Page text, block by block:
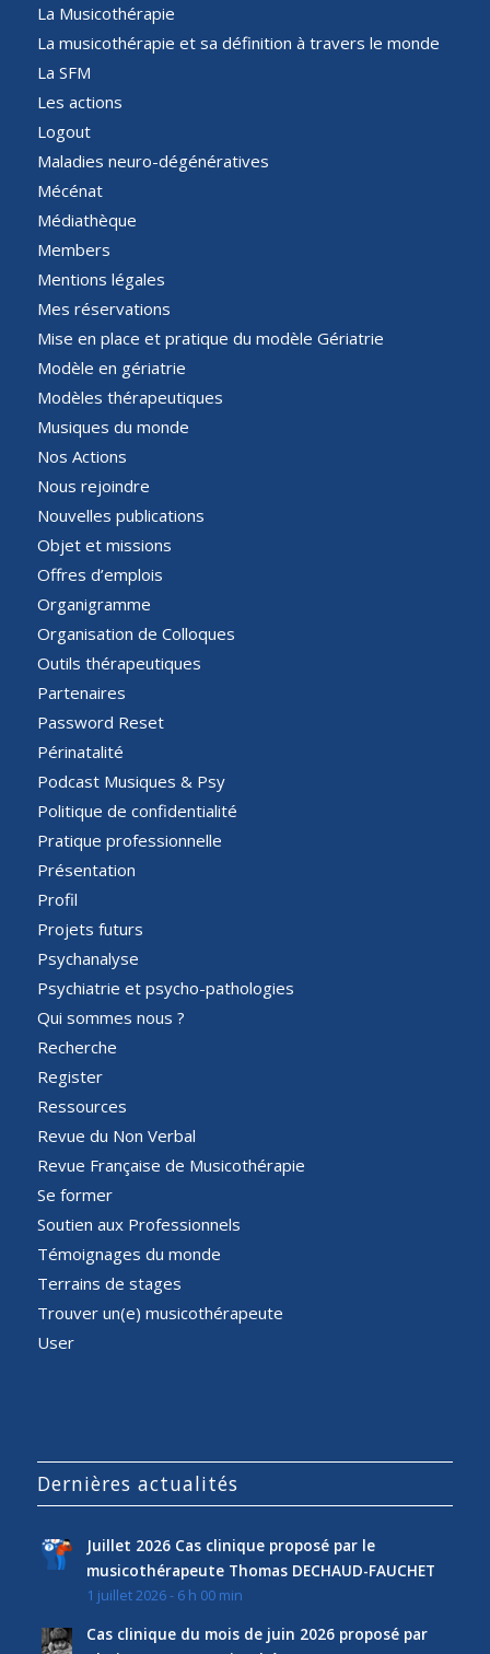
La Musicothérapie
La musicothérapie et sa définition à travers le monde
La SFM
Les actions
Logout
Maladies neuro-dégénératives
Mécénat
Médiathèque
Members
Mentions légales
Mes réservations
Mise en place et pratique du modèle Gériatrie
Modèle en gériatrie
Modèles thérapeutiques
Musiques du monde
Nos Actions
Nous rejoindre
Nouvelles publications
Objet et missions
Offres d’emplois
Organigramme
Organisation de Colloques
Outils thérapeutiques
Partenaires
Password Reset
Périnatalité
Podcast Musiques & Psy
Politique de confidentialité
Pratique professionnelle
Présentation
Profil
Projets futurs
Psychanalyse
Psychiatrie et psycho-pathologies
Qui sommes nous ?
Recherche
Register
Ressources
Revue du Non Verbal
Revue Française de Musicothérapie
Se former
Soutien aux Professionnels
Témoignages du monde
Terrains de stages
Trouver un(e) musicothérapeute
User
Dernières actualités
Juillet 2026 Cas clinique proposé par le
musicothérapeute Thomas DECHAUD-FAUCHET
1 juillet 2026 - 6 h 00 min
Cas clinique du mois de juin 2026 proposé par